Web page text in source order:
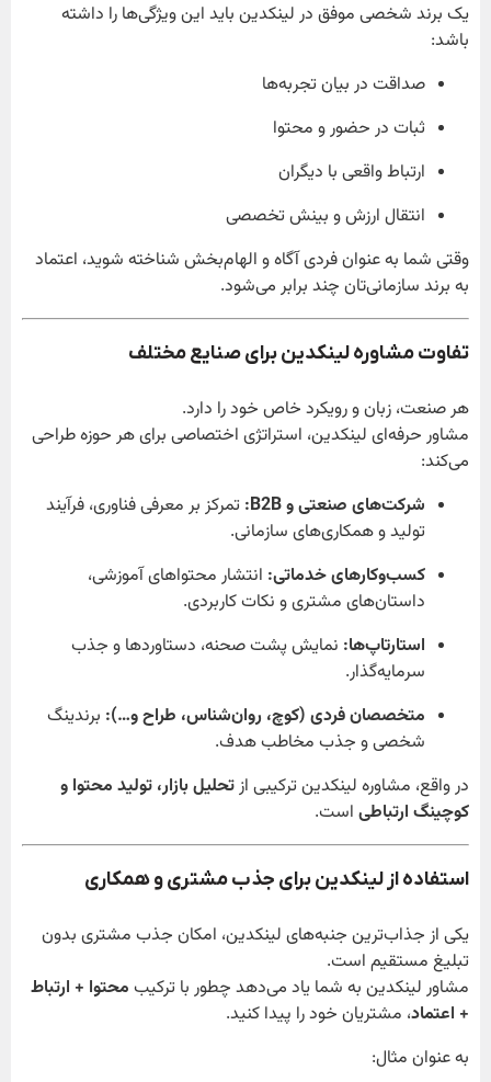
یک برند شخصی موفق در لینکدین باید این ویژگی‌ها را داشته
باشد:
صداقت در بیان تجربه‌ها
ثبات در حضور و محتوا
ارتباط واقعی با دیگران
انتقال ارزش و بینش تخصصی
وقتی شما به عنوان فردی آگاه و الهام‌بخش شناخته شوید، اعتماد
به برند سازمانی‌تان چند برابر می‌شود.
تفاوت مشاوره لینکدین برای صنایع مختلف
هر صنعت، زبان و رویکرد خاص خود را دارد.
مشاور حرفه‌ای لینکدین، استراتژی اختصاصی برای هر حوزه طراحی
می‌کند:
شرکت‌های صنعتی و B2B:
تمرکز بر معرفی فناوری، فرآیند
تولید و همکاری‌های سازمانی.
کسب‌وکارهای خدماتی: انتشار محتواهای آموزشی،
داستان‌های مشتری و نکات کاربردی.
استارتاپ‌ها: نمایش پشت صحنه، دستاوردها و جذب
سرمایه‌گذار.
متخصصان فردی (کوچ، روان‌شناس، طراح و…): برندینگ
شخصی و جذب مخاطب هدف.
در واقع، مشاوره لینکدین ترکیبی ازتحلیل بازار، تولید محتوا و
کوچینگ ارتباطی است.
استفاده از لینکدین برای جذب مشتری و همکاری
یکی از جذاب‌ترین جنبه‌های لینکدین، امکان جذب مشتری بدون
تبلیغ مستقیم است.
مشاور لینکدین به شما یاد می‌دهد چطور با ترکیب محتوا + ارتباط
+ اعتماد، مشتریان خود را پیدا کنید.
به عنوان مثال: